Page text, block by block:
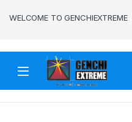
WELCOME TO GENCHIEXTREME